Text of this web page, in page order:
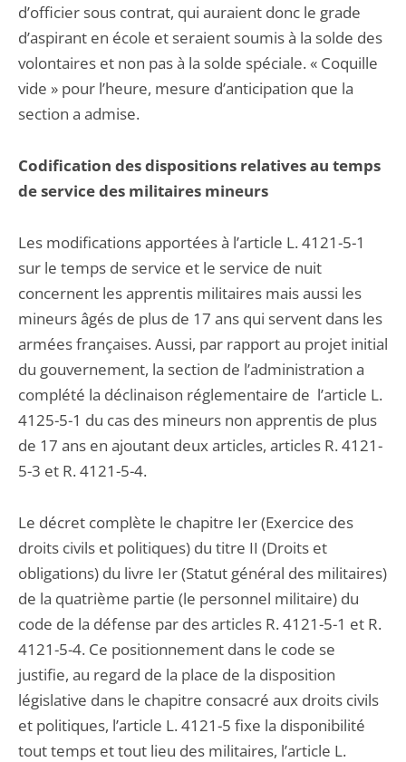
d’officier sous contrat, qui auraient donc le grade
d’aspirant en école et seraient soumis à la solde des
volontaires et non pas à la solde spéciale. « Coquille
vide » pour l’heure, mesure d’anticipation que la
section a admise.
Codification des dispositions relatives au temps
de service des militaires mineurs
Les modifications apportées à l’article L. 4121-5-1
sur le temps de service et le service de nuit
concernent les apprentis militaires mais aussi les
mineurs âgés de plus de 17 ans qui servent dans les
armées françaises. Aussi, par rapport au projet initial
du gouvernement, la section de l’administration a
complété la déclinaison réglementaire de l’article L.
4125-5-1 du cas des mineurs non apprentis de plus
de 17 ans en ajoutant deux articles, articles R. 4121-
5-3 et R. 4121-5-4.
Le décret complète le chapitre Ier (Exercice des
droits civils et politiques) du titre II (Droits et
obligations) du livre Ier (Statut général des militaires)
de la quatrième partie (le personnel militaire) du
code de la défense par des articles R. 4121-5-1 et R.
4121-5-4. Ce positionnement dans le code se
justifie, au regard de la place de la disposition
législative dans le chapitre consacré aux droits civils
et politiques, l’article L. 4121-5 fixe la disponibilité
tout temps et tout lieu des militaires, l’article L.